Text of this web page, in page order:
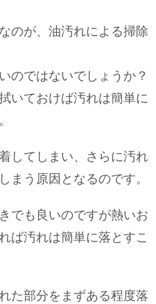
のが、油汚れによる掃除
のではないでしょうか？
いておけば汚れは簡単に
してしまい、さらに汚れ
まう原因となるのです。
でも良いのですが熱いお
ば汚れは簡単に落とすこ
た部分をまずある程度落